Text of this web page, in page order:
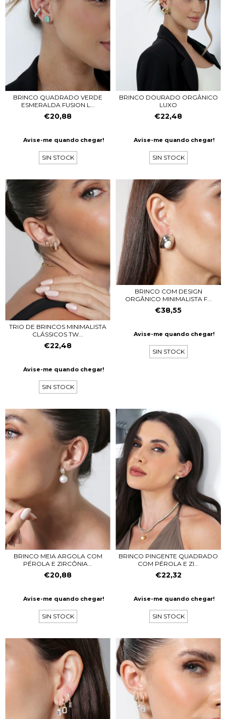
BRINCO QUADRADO VERDE
ESMERALDA FUSION L...
€20,88
Avise-me quando chegar!
SIN STOCK
BRINCO DOURADO ORGÂNICO
LUXO
€22,48
Avise-me quando chegar!
SIN STOCK
TRIO DE BRINCOS MINIMALISTA
CLÁSSICOS TW...
€22,48
Avise-me quando chegar!
SIN STOCK
BRINCO COM DESIGN
ORGÂNICO MINIMALISTA F...
€38,55
Avise-me quando chegar!
SIN STOCK
BRINCO MEIA ARGOLA COM
PÉROLA E ZIRCÔNIA...
€20,88
Avise-me quando chegar!
SIN STOCK
BRINCO PINGENTE QUADRADO
COM PÉROLA E ZI...
€22,32
Avise-me quando chegar!
SIN STOCK